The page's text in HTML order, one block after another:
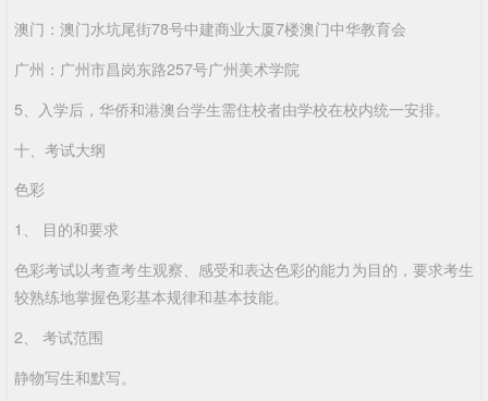
澳门：澳门水坑尾街78号中建商业大厦7楼澳门中华教育会
广州：广州市昌岗东路257号广州美术学院
5、入学后，华侨和港澳台学生需住校者由学校在校内统一安排。
十、考试大纲
色彩
1、 目的和要求
色彩考试以考查考生观察、感受和表达色彩的能力为目的，要求考生
较熟练地掌握色彩基本规律和基本技能。
2、 考试范围
静物写生和默写。